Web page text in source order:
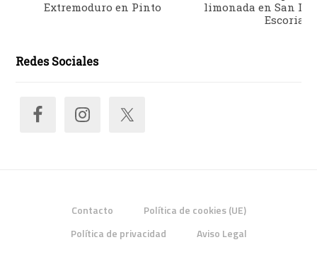
Extremoduro en Pinto
limonada en San
Escorial
Redes Sociales
Contacto
Política de cookies (UE)
Política de privacidad
Aviso Legal